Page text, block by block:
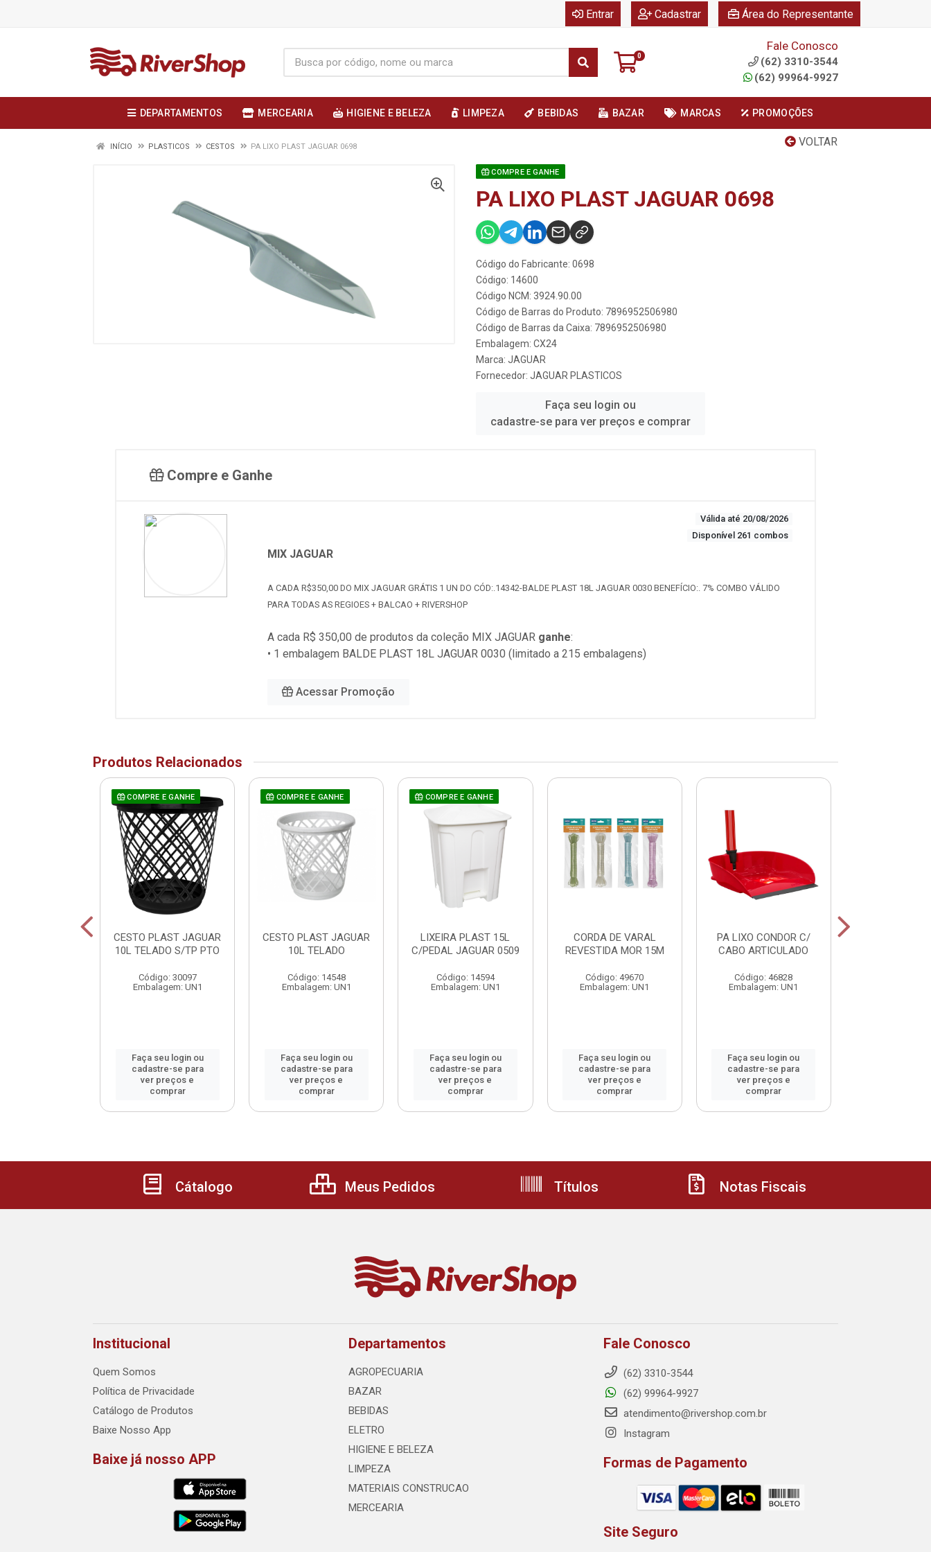
Entrar Cadastrar Área do Representante
0
Fale Conosco
(62) 3310-3544
(62) 99964-9927
DEPARTAMENTOS MERCEARIA HIGIENE E BELEZA LIMPEZA BEBIDAS BAZAR MARCAS PROMOÇÕES
VOLTAR
INÍCIO PLASTICOS CESTOS PA LIXO PLAST JAGUAR 0698
COMPRE E GANHE
PA LIXO PLAST JAGUAR 0698
Código do Fabricante: 0698
Código: 14600
Código NCM: 3924.90.00
Código de Barras do Produto: 7896952506980
Código de Barras da Caixa: 7896952506980
Embalagem: CX24
Marca: JAGUAR
Fornecedor: JAGUAR PLASTICOS
Faça seu login ou
cadastre-se para ver preços e comprar
Compre e Ganhe
Válida até 20/08/2026
Disponível 261 combos
MIX JAGUAR
A CADA R$350,00 DO MIX JAGUAR GRÁTIS 1 UN DO CÓD:.14342-BALDE PLAST 18L JAGUAR 0030 BENEFÍCIO:. 7% COMBO VÁLIDO
PARA TODAS AS REGIOES + BALCAO + RIVERSHOP
A cada R$ 350,00 de produtos da coleção MIX JAGUAR ganhe:
• 1 embalagem BALDE PLAST 18L JAGUAR 0030 (limitado a 215 embalagens)
Acessar Promoção
Produtos Relacionados
COMPRE E GANHE
CESTO PLAST JAGUAR
10L TELADO S/TP PTO
Código: 30097
Embalagem: UN1
Faça seu login ou
cadastre-se para
ver preços e
comprar
COMPRE E GANHE
CESTO PLAST JAGUAR
10L TELADO
Código: 14548
Embalagem: UN1
Faça seu login ou
cadastre-se para
ver preços e
comprar
COMPRE E GANHE
LIXEIRA PLAST 15L
C/PEDAL JAGUAR 0509
Código: 14594
Embalagem: UN1
Faça seu login ou
cadastre-se para
ver preços e
comprar
CORDA DE VARAL
REVESTIDA MOR 15M
Código: 49670
Embalagem: UN1
Faça seu login ou
cadastre-se para
ver preços e
comprar
PA LIXO CONDOR C/
CABO ARTICULADO
Código: 46828
Embalagem: UN1
Faça seu login ou
cadastre-se para
ver preços e
comprar
Cátalogo Meus Pedidos Títulos Notas Fiscais
Institucional
Quem Somos
Política de Privacidade
Catálogo de Produtos
Baixe Nosso App
Baixe já nosso APP
Departamentos
AGROPECUARIA
BAZAR
BEBIDAS
ELETRO
HIGIENE E BELEZA
LIMPEZA
MATERIAIS CONSTRUCAO
MERCEARIA
Fale Conosco
(62) 3310-3544
(62) 99964-9927
atendimento@rivershop.com.br
Instagram
Formas de Pagamento
Site Seguro